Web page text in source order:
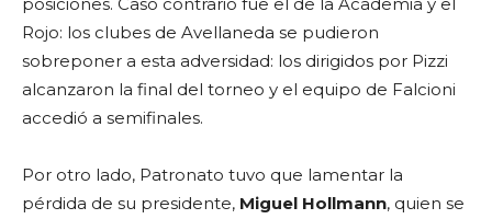
Rojo: los clubes de Avellaneda se pudieron
sobreponer a esta adversidad: los dirigidos por Pizzi
alcanzaron la final del torneo y el equipo de Falcioni
accedió a semifinales.
Por otro lado, Patronato tuvo que lamentar la
pérdida de su presidente, Miguel Hollmann, quien se